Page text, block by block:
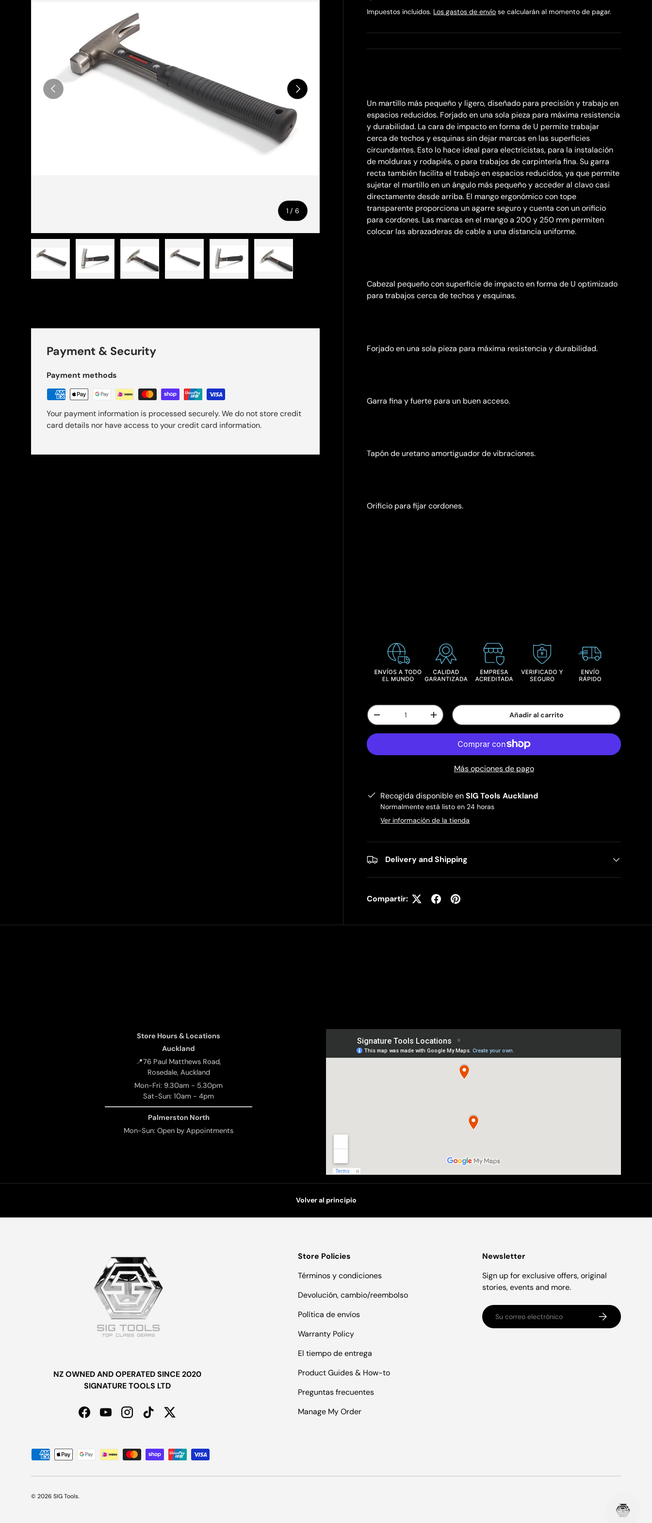
Anterior
1 /de
6
Siguiente
Cargar imagen 6 en la vista de galería
Impuestos incluidos. Los gastos de envío se calcularán al momento de pagar.
Un martillo más pequeño y ligero, diseñado para precisión y trabajo en
espacios reducidos. Forjado en una sola pieza para máxima resistencia
y durabilidad. La cara de impacto en forma de U permite trabajar
cerca de techos y esquinas sin dejar marcas en las superficies
circundantes. Esto lo hace ideal para electricistas, para la instalación
de molduras y rodapiés, o para trabajos de carpintería fina. Su garra
recta también facilita el trabajo en espacios reducidos, ya que permite
sujetar el martillo en un ángulo más pequeño y acceder al clavo casi
directamente desde arriba. El mango ergonómico con tope
transparente proporciona un agarre seguro y cuenta con un orificio
para cordones. Las marcas en el mango a 200 y 250 mm permiten
colocar las abrazaderas de cable a una distancia uniforme.
Cabezal pequeño con superficie de impacto en forma de U optimizado
para trabajos cerca de techos y esquinas.
Forjado en una sola pieza para máxima resistencia y durabilidad.
Garra fina y fuerte para un buen acceso.
Tapón de uretano amortiguador de vibraciones.
Orificio para fijar cordones.
Cant.
-
+ Añadir al carrito
Más opciones de pago
Recogida disponible enSIG Tools Auckland
Normalmente está listo en 24 horas
Ver información de la tienda
Delivery and Shipping
Compartir:
Payment & Security
Payment methods
Your payment information is processed securely. We do not store credit
card details nor have access to your credit card information.
Store Hours & Locations
Auckland
📍76 Paul Matthews Road,
Rosedale, Auckland
Mon-Fri: 9.30am - 5.30pm
Sat-Sun: 10am - 4pm
Palmerston North
Mon-Sun: Open by Appointments
Volver al principio
NZ OWNED AND OPERATED SINCE 2020
SIGNATURE TOOLS LTD
FacebookYouTubeInstagramTikTokTwitter
Store Policies
Términos y condiciones
Devolución, cambio/reembolso
Política de envíos
Warranty Policy
El tiempo de entrega
Product Guides & How-to
Preguntas frecuentes
Manage My Order
Newsletter
Sign up for exclusive offers, original
stories, events and more.
Correo electrónico Suscribirse
Formas de pago aceptadas
© 2026 SIG Tools.